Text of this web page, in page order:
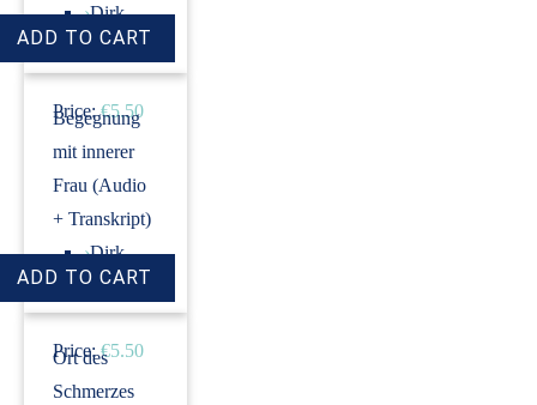
›Dirk
Revenstorf
Price: €5.50
Begegnung
mit innerer
Frau (Audio
+ Transkript)
›Dirk
Revenstorf
Price: €5.50
Ort des
Schmerzes